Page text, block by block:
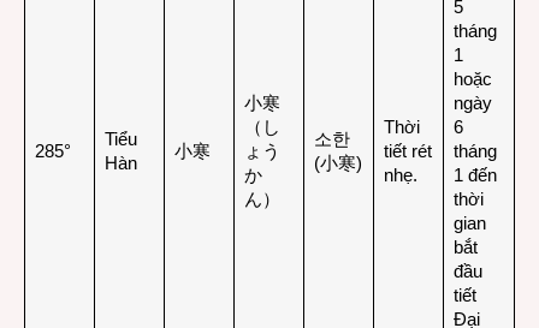
285°
Tiểu
Hàn
小寒
小寒
（し
ょう
か
ん）
소한
(小寒)
Thời
tiết rét
nhẹ.
5
tháng
1
hoặc
ngày
6
tháng
1 đến
thời
gian
bắt
đầu
tiết
Đại